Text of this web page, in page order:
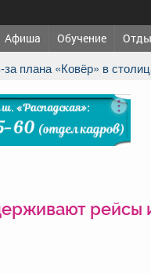
Афиша Обучение
плана «Ковёр» в
рейсы